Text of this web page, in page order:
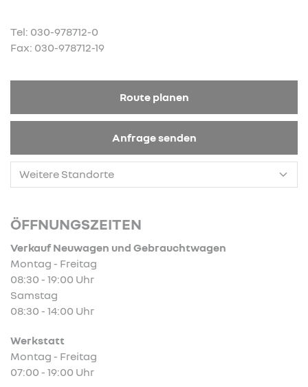
Tel: 030-978712-0
Fax: 030-978712-19
Route planen
Anfrage senden
ÖFFNUNGSZEITEN
Verkauf Neuwagen und Gebrauchtwagen
Montag - Freitag
08:30 - 19:00 Uhr
Samstag
08:30 - 14:00 Uhr
Werkstatt
Montag - Freitag
07:00 - 19:00 Uhr